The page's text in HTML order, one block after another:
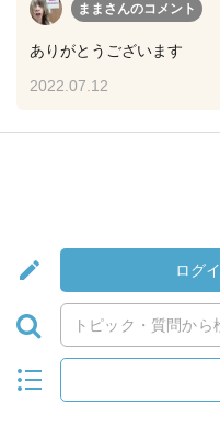
ままさんのコメント
ありがとうございます
2022.07.12
ログ